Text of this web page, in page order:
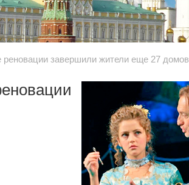
завершили жители еще 27 домов